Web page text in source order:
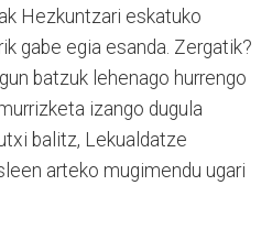
Hezkuntzari eskatuko
gabe egia esanda. Zergatik?
batzuk lehenago hurrengo
izango dugula
balitz, Lekualdatze
arteko mugimendu ugari